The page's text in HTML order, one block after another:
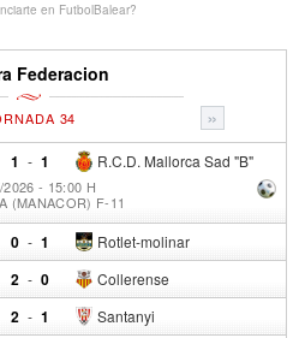
en FutbolBalear?
Federacion
»
34
1 - R.C.D. Mallorca Sad "B"
1
2026 - 15:00 H
(MANACOR) F-11
0 - Rotlet-molinar
1
2 - Collerense
0
2 - Santanyi
1